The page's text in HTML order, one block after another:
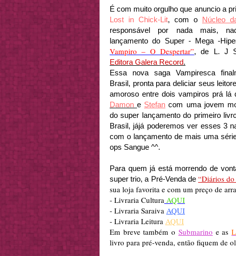
É com muito orgulho que anuncio a
Lost in Chick-Lit, com o Núcleo
responsável por nada mais,
lançamento do Super - Mega -
Vampiro – O Despertar”, de L. J
Editora Galera Record.
Essa nova saga Vampiresca
Brasil, pronta para deliciar seus
amoroso entre dois vampiros prá lá
Damon e Stefan com uma jovem
do super lançamento do primeiro
Brasil, jájá poderemos ver esses 3
com o lançamento de mais uma
ops Sangue ^^.
Para quem já está morrendo de
super trio, a Pré-Venda de “Diários
sua loja favorita e com um preço de
- Livraria Cultura AQUI
- Livraria Saraiva AQUI
- Livraria Leitura AQUI
Em breve também o Submarino e as
livro para pré-venda, então fiquem de